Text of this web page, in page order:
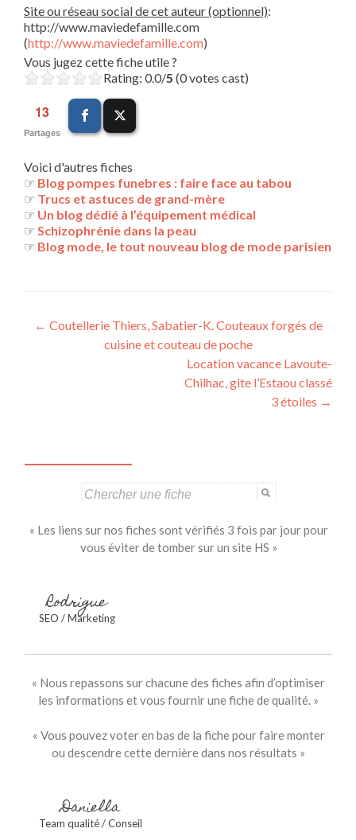
Site ou réseau social de cet auteur (optionnel):
http://www.maviedefamille.com
(http://www.maviedefamille.com)
Vous jugez cette fiche utile ?
Rating: 0.0/5 (0 votes cast)
13
Partages
Voici d'autres fiches
☞ Blog pompes funebres : faire face au tabou
☞ Trucs et astuces de grand-mère
☞ Un blog dédié à l’équipement médical
☞ Schizophrénie dans la peau
☞ Blog mode, le tout nouveau blog de mode parisien
Navigation
← Coutellerie Thiers, Sabatier-K. Couteaux forgés de
cuisine et couteau de poche
Location vacance Lavoute-
Chilhac, gite l’Estaou classé
3 étoiles →
« Les liens sur nos fiches sont vérifiés 3 fois par jour pour
vous éviter de tomber sur un site HS »
Rodrigue
SEO / Marketing
« Nous repassons sur chacune des fiches afin d’optimiser
les informations et vous fournir une fiche de qualité. »
« Vous pouvez voter en bas de la fiche pour faire monter
ou descendre cette dernière dans nos résultats »
Daniella
Team qualité / Conseil